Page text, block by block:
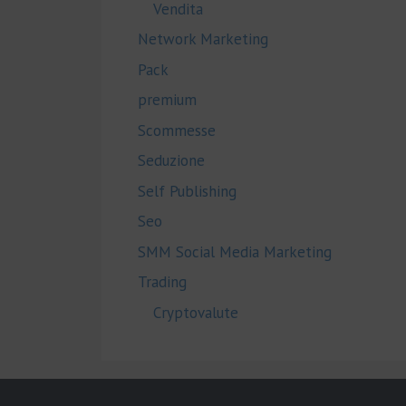
Vendita
Network Marketing
Pack
premium
Scommesse
Seduzione
Self Publishing
Seo
SMM Social Media Marketing
Trading
Cryptovalute